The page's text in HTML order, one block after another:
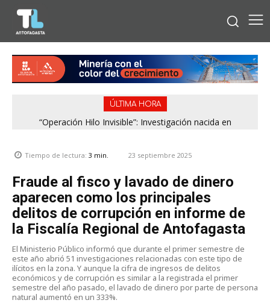
ÚLTIMA HORA
“Operación Hilo Invisible”: Investigación nacida en
Tiempo de lectura: 3 min. 23 septiembre 2025
Fraude al fisco y lavado de dinero
aparecen como los principales
delitos de corrupción en informe de
la Fiscalía Regional de Antofagasta
El Ministerio Público informó que durante el primer semestre de
este año abrió 51 investigaciones relacionadas con este tipo de
ilícitos en la zona. Y aunque la cifra de ingresos de delitos
económicos y de corrupción es similar a la registrada el primer
semestre del año pasado, el lavado de dinero por parte de persona
natural aumentó en un 333%.